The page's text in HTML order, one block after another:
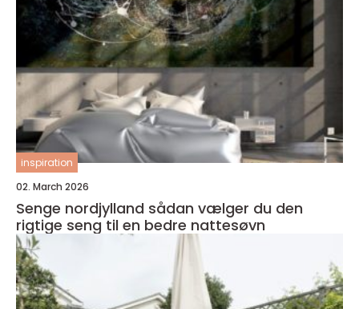
inspiration
02. March 2026
Senge nordjylland sådan vælger du den
rigtige seng til en bedre nattesøvn